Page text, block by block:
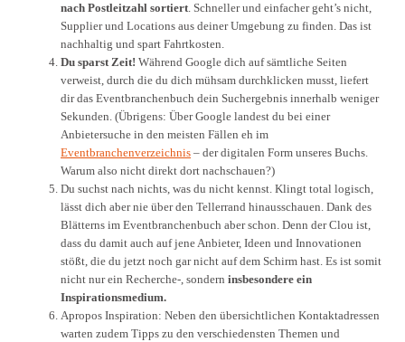
nach Postleitzahl sortiert. Schneller und einfacher geht’s nicht,
Supplier und Locations aus deiner Umgebung zu finden. Das ist
nachhaltig und spart Fahrtkosten.
Du sparst Zeit! Während Google dich auf sämtliche Seiten
verweist, durch die du dich mühsam durchklicken musst, liefert
dir das Eventbranchenbuch dein Suchergebnis innerhalb weniger
Sekunden. (Übrigens: Über Google landest du bei einer
Anbietersuche in den meisten Fällen eh im
Eventbranchenverzeichnis – der digitalen Form unseres Buchs.
Warum also nicht direkt dort nachschauen?)
Du suchst nach nichts, was du nicht kennst. Klingt total logisch,
lässt dich aber nie über den Tellerrand hinausschauen. Dank des
Blätterns im Eventbranchenbuch aber schon. Denn der Clou ist,
dass du damit auch auf jene Anbieter, Ideen und Innovationen
stößt, die du jetzt noch gar nicht auf dem Schirm hast. Es ist somit
nicht nur ein Recherche-, sondern insbesondere ein
Inspirationsmedium.
Apropos Inspiration: Neben den übersichtlichen Kontaktadressen
warten zudem Tipps zu den verschiedensten Themen und